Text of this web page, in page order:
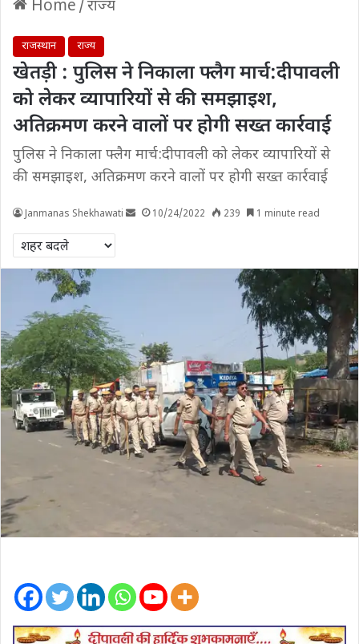
Home /राज्य
राजस्थान राज्य
खेतड़ी : पुलिस ने निकाला फ्लैग मार्च:दीपावली
को लेकर व्यापारियों से की समझाइश,
अतिक्रमण करने वालों पर होगी सख्त कार्रवाई
पुलिस ने निकाला फ्लैग मार्च:दीपावली को लेकर व्यापारियों से
की समझाइश, अतिक्रमण करने वालों पर होगी सख्त कार्रवाई
Janmanas Shekhawati 10/24/2022 239 1 minute read